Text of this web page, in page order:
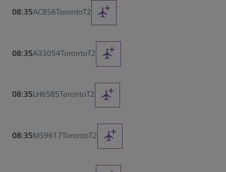
08:35AC856TorontoT2
08:35A33054TorontoT2
08:35LH6585TorontoT2
08:35MS9617TorontoT2